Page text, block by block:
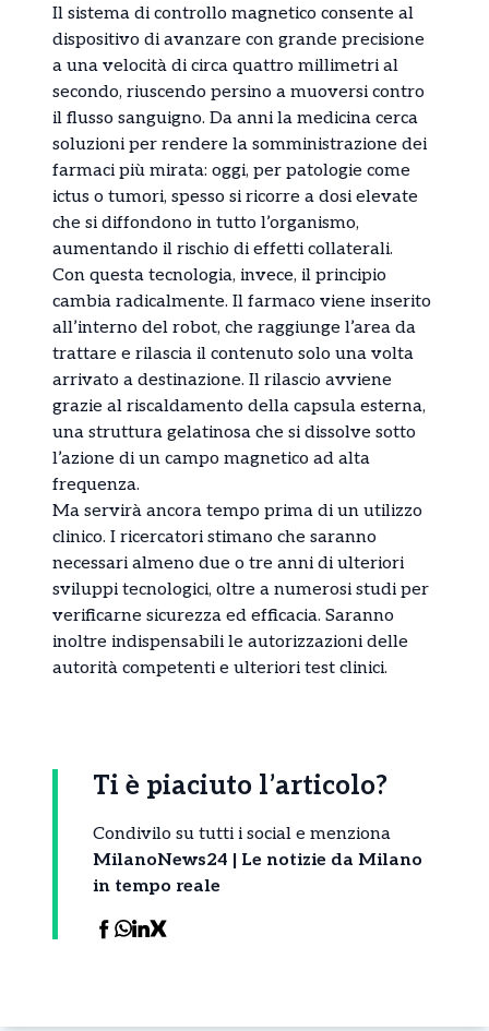
Il sistema di controllo magnetico consente al
dispositivo di avanzare con grande precisione
a una velocità di circa quattro millimetri al
secondo, riuscendo persino a muoversi contro
il flusso sanguigno. Da anni la medicina cerca
soluzioni per rendere la somministrazione dei
farmaci più mirata: oggi, per patologie come
ictus o tumori, spesso si ricorre a dosi elevate
che si diffondono in tutto l’organismo,
aumentando il rischio di effetti collaterali.
Con questa tecnologia, invece, il principio
cambia radicalmente. Il farmaco viene inserito
all’interno del robot, che raggiunge l’area da
trattare e rilascia il contenuto solo una volta
arrivato a destinazione. Il rilascio avviene
grazie al riscaldamento della capsula esterna,
una struttura gelatinosa che si dissolve sotto
l’azione di un campo magnetico ad alta
frequenza.
Ma servirà ancora tempo prima di un utilizzo
clinico. I ricercatori stimano che saranno
necessari almeno due o tre anni di ulteriori
sviluppi tecnologici, oltre a numerosi studi per
verificarne sicurezza ed efficacia. Saranno
inoltre indispensabili le autorizzazioni delle
autorità competenti e ulteriori test clinici.
Ti è piaciuto l’articolo?
Condivilo su tutti i social e menziona
MilanoNews24 | Le notizie da Milano
in tempo reale